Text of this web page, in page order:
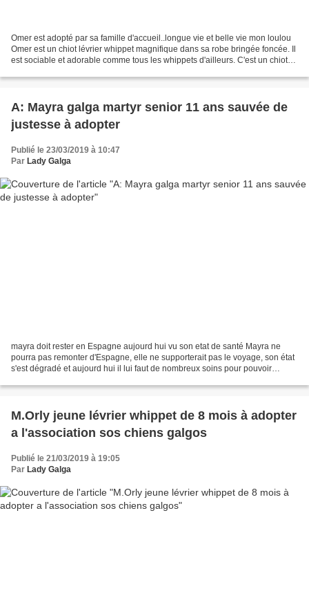
Omer est adopté par sa famille d'accueil..longue vie et belle vie mon loulou
Omer est un chiot lévrier whippet magnifique dans sa robe bringée foncée. Il
est sociable et adorable comme tous les whippets d'ailleurs. C'est un chiot
A: Mayra galga martyr senior 11 ans sauvée de
justesse à adopter
Publié le 23/03/2019 à 10:47
Par Lady Galga
mayra doit rester en Espagne aujourd hui vu son etat de santé Mayra ne
pourra pas remonter d'Espagne, elle ne supporterait pas le voyage, son état
s'est dégradé et aujourd hui il lui faut de nombreux soins pour pouvoir
M.Orly jeune lévrier whippet de 8 mois à adopter
a l'association sos chiens galgos
Publié le 21/03/2019 à 19:05
Par Lady Galga